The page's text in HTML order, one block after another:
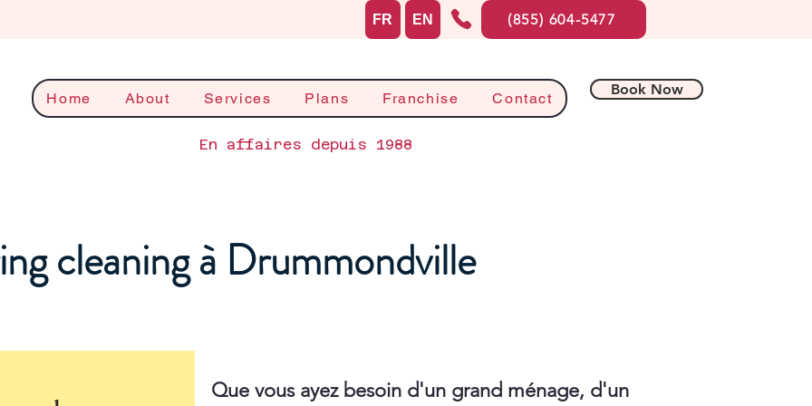
Home About Services Plans Franchise Contact
Book Now
En affaires depuis 1988
FR EN (855) 604-5477
cleaning à Drummondville
Que vous ayez besoin d'un grand ménage, d'un